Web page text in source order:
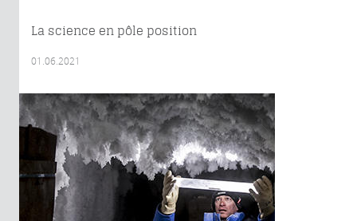
La science en pôle position
01.06.2021